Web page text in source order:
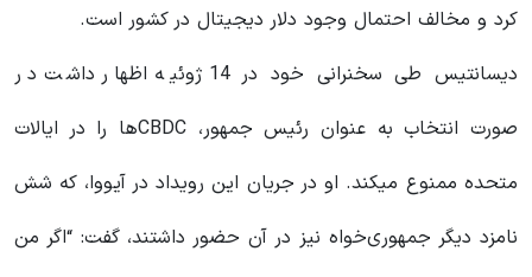
کرد و مخالف احتمال وجود دلار دیجیتال در کشور است.
دیسانتیس طی سخنرانی خود در 14 ژوئیه اظهار داشت در
صورت انتخاب به عنوان رئیس جمهور، CBDCها را در ایالات
متحده ممنوع میکند. او در جریان این رویداد در آیووا، که شش
نامزد دیگر جمهوری‌خواه نیز در آن حضور داشتند، گفت: “اگر من